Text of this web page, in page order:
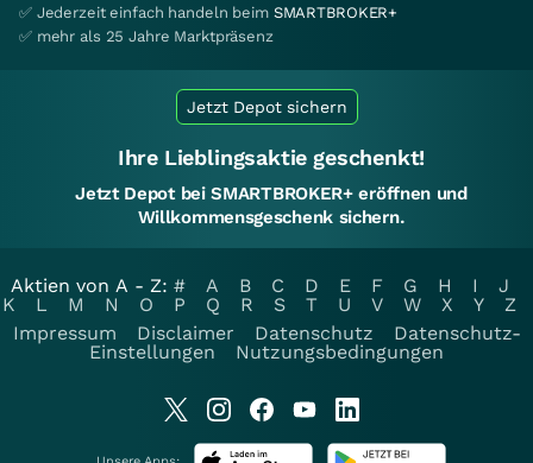
✅ Jederzeit einfach handeln beim SMARTBROKER+
✅ mehr als 25 Jahre Marktpräsenz
Jetzt Depot sichern
Ihre Lieblingsaktie geschenkt!
Jetzt Depot bei SMARTBROKER+ eröffnen und
Willkommensgeschenk sichern.
Aktien von A - Z: # A B C D E F G H I
J
K
L M N O P Q R S T U V W X Y
Z
Impressum
Disclaimer Datenschutz
Datenschutz-
Einstellungen
Nutzungsbedingungen